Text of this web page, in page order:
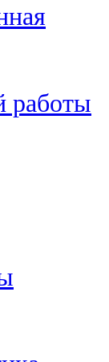
работы